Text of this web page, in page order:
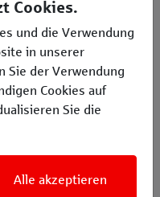
Cookies.
und die Verwendung
in unserer
Sie der Verwendung
Cookies auf
Sie die
Alle akzeptieren